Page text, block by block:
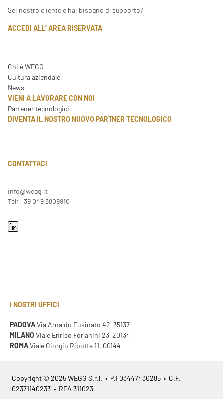
Sei nostro cliente e hai bisogno di supporto?
ACCEDI ALL’ AREA RISERVATA
Chi è WEGG
Cultura aziendale
News
VIENI A LAVORARE CON NOI
Partener tecnologici
DIVENTA IL NOSTRO NUOVO PARTNER TECNOLOGICO
CONTATTACI
info@wegg.it
Tel: +39 049 8809910
I NOSTRI UFFICI
PADOVAVia Arnaldo Fusinato 42, 35137
MILANO Viale Enrico Forlanini 23, 20134
ROMAViale Giorgio Ribotta 11, 00144
Copyright © 2025 WEGG S.r.l. • P.I 03447430285 • C.F.
02371140233 • REA 311023